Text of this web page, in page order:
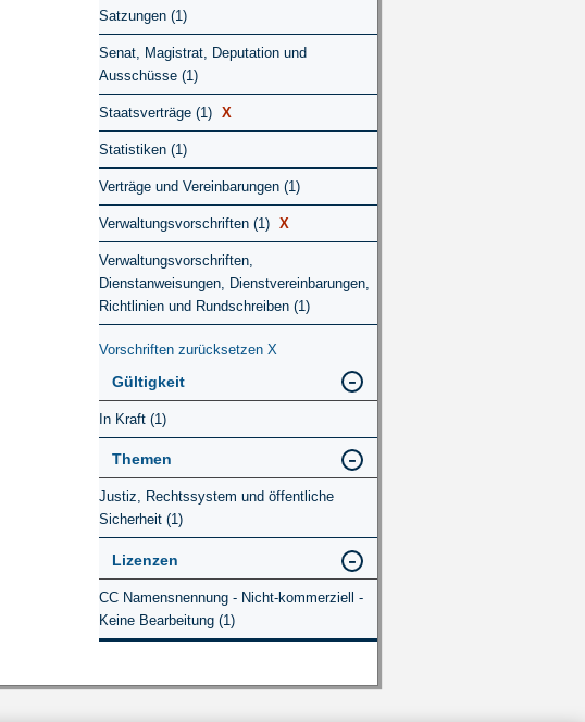
Satzungen (1)
Senat, Magistrat, Deputation und
Ausschüsse (1)
Staatsverträge (1) X
Statistiken (1)
Verträge und Vereinbarungen (1)
Verwaltungsvorschriften (1) X
Verwaltungsvorschriften,
Dienstanweisungen, Dienstvereinbarungen,
Richtlinien und Rundschreiben (1)
Vorschriften zurücksetzen X
Gültigkeit
In Kraft (1)
Themen
Justiz, Rechtssystem und öffentliche
Sicherheit (1)
Lizenzen
CC Namensnennung - Nicht-kommerziell -
Keine Bearbeitung (1)